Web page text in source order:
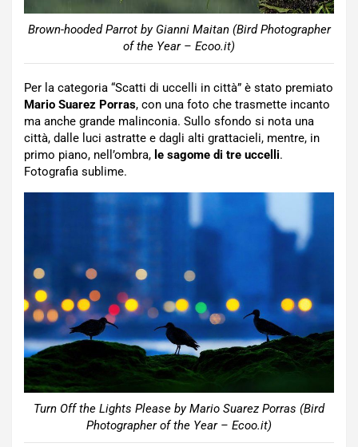
Brown-hooded Parrot by Gianni Maitan (Bird Photographer
of the Year – Ecoo.it)
Per la categoria “Scatti di uccelli in città” è stato premiato
Mario Suarez Porras, con una foto che trasmette incanto
ma anche grande malinconia. Sullo sfondo si nota una
città, dalle luci astratte e dagli alti grattacieli, mentre, in
primo piano, nell’ombra, le sagome di tre uccelli.
Fotografia sublime.
Turn Off the Lights Please by Mario Suarez Porras (Bird
Photographer of the Year – Ecoo.it)